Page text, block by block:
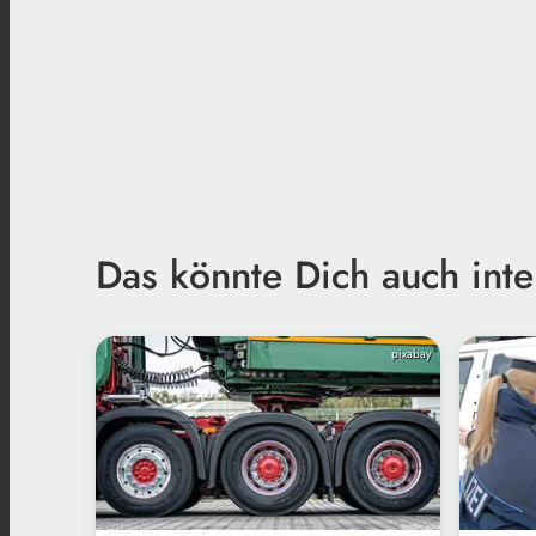
Das könnte Dich auch
pixabay